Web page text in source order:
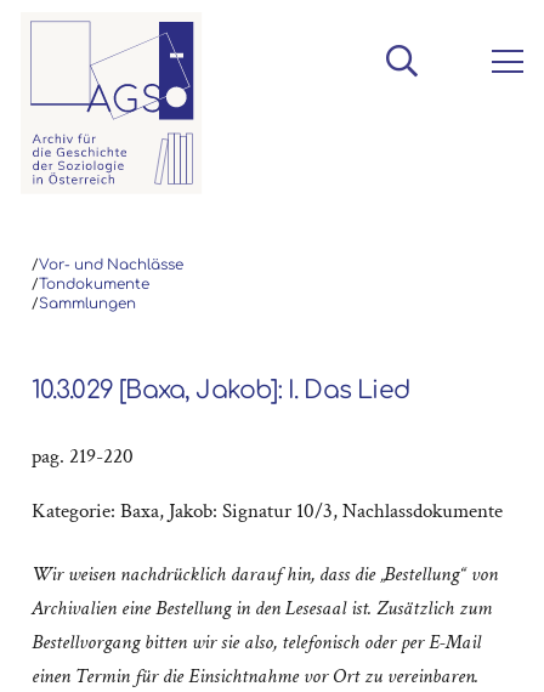
/Vor- und Nachlässe
/Tondokumente
/Sammlungen
10.3.029 [Baxa, Jakob]: I. Das Lied
pag. 219-220
Kategorie: Baxa, Jakob: Signatur 10/3,Nachlassdokumente
Wir weisen nachdrücklich darauf hin, dass die „Bestellung“ von
Archivalien eine Bestellung in den Lesesaal ist. Zusätzlich zum
Bestellvorgang bitten wir sie also, telefonisch oder per E-Mail
einen Termin für die Einsichtnahme vor Ort zu vereinbaren.